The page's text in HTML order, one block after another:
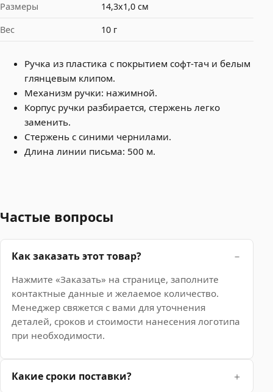
Размеры
14,3х1,0 см
Вес
10 г
Ручка из пластика с покрытием софт-тач и белым
глянцевым клипом.
Механизм ручки: нажимной.
Корпус ручки разбирается, стержень легко
заменить.
Стержень с синими чернилами.
Длина линии письма: 500 м.
Частые вопросы
Как заказать этот товар?
Нажмите «Заказать» на странице, заполните
контактные данные и желаемое количество.
Менеджер свяжется с вами для уточнения
деталей, сроков и стоимости нанесения логотипа
при необходимости.
Какие сроки поставки?